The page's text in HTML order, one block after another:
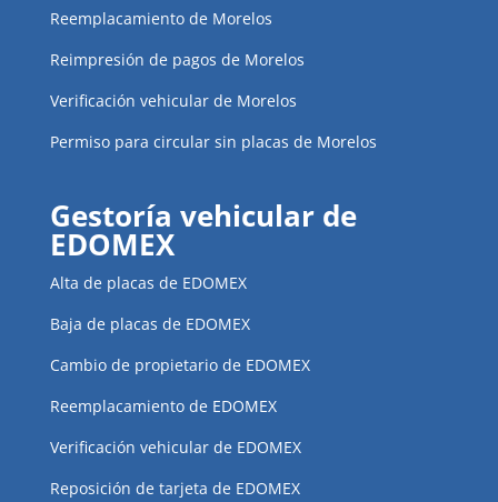
Reemplacamiento de Morelos
Reimpresión de pagos de Morelos
Verificación vehicular de Morelos
Permiso para circular sin placas de Morelos
Gestoría vehicular de
EDOMEX
Alta de placas de EDOMEX
Baja de placas de EDOMEX
Cambio de propietario de EDOMEX
Reemplacamiento de EDOMEX
Verificación vehicular de EDOMEX
Reposición de tarjeta de EDOMEX